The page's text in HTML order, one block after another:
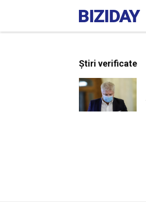
Știri verificate